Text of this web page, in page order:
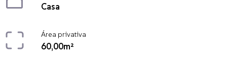
Casa
Área privativa
60,00m²